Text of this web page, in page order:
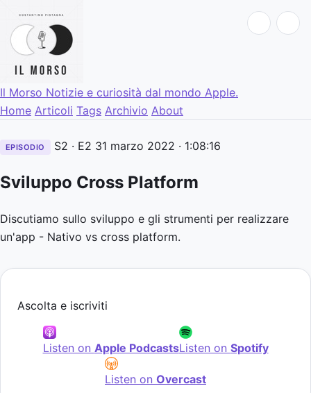
Il Morso Notizie e curiosità dal mondo Apple.
Home Articoli Tags Archivio About
EPISODIO S2 · E2 31 marzo 2022 · 1:08:16
Sviluppo Cross Platform
Discutiamo sullo sviluppo e gli strumenti per realizzare
un'app - Nativo vs cross platform.
Ascolta e iscriviti
Listen on Apple PodcastsListen on Spotify
Listen on Overcast